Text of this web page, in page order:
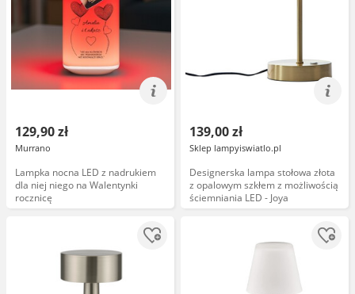
129,90 zł
Murrano
Lampka nocna LED z nadrukiem
dla niej niego na Walentynki
rocznicę
139,00 zł
Sklep lampyiswiatlo.pl
Designerska lampa stołowa złota
z opalowym szkłem z możliwością
ściemniania LED - Joya